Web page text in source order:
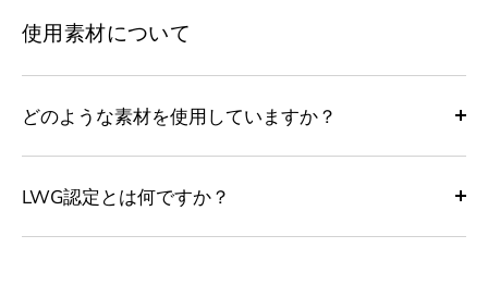
使用素材について
どのような素材を使用していますか？
LWG認定とは何ですか？